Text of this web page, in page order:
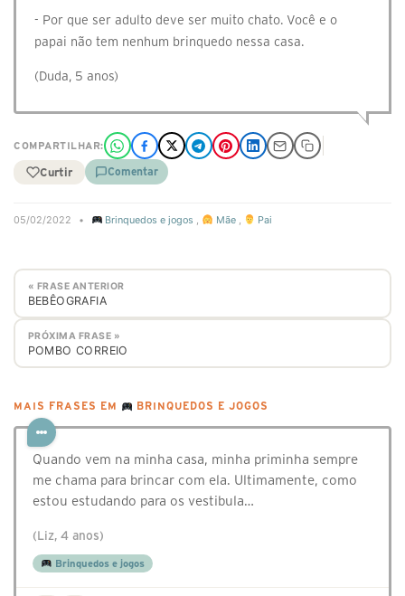
- Por que ser adulto deve ser muito chato. Você e o
papai não tem nenhum brinquedo nessa casa.
(Duda, 5 anos)
COMPARTILHAR:
Curtir Comentar
05/02/2022 • Brinquedos e jogos , Mãe, Pai
« FRASE ANTERIOR
BEBÊOGRAFIA
PRÓXIMA FRASE »
POMBO CORREIO
MAIS FRASES EM BRINQUEDOS E JOGOS
Quando vem na minha casa, minha priminha sempre
me chama para brincar com ela. Ultimamente, como
estou estudando para os vestibula…
(Liz, 4 anos)
Brinquedos e jogos